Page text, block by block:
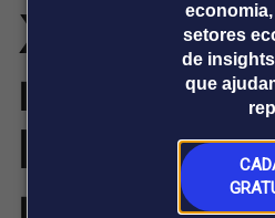
setores
de
que
Plataformas
Broadcast
O
XCMG
mais de
bilhão em